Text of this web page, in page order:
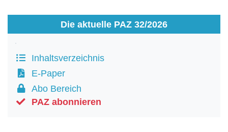
Die aktuelle PAZ 32/2026
Inhaltsverzeichnis
E-Paper
Abo Bereich
PAZ abonnieren